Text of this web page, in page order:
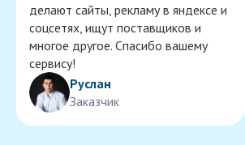
делают сайты, рекламу в яндексе и
соцсетях, ищут поставщиков и
многое другое. Спасибо вашему
сервису!
Руслан
Заказчик